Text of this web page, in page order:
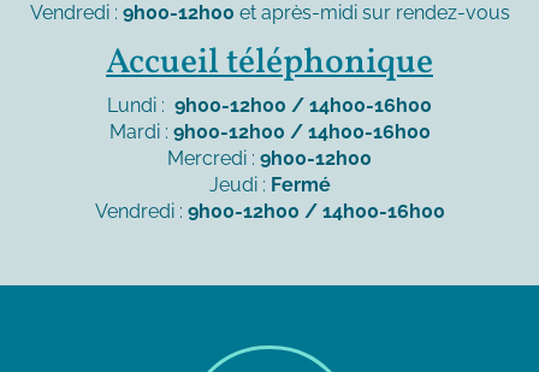
Vendredi : 9h00-12h00 et après-midi sur rendez-vous
Accueil téléphonique
Lundi : 9h00-12h00 / 14h00-16h00
Mardi : 9h00-12h00 / 14h00-16h00
Mercredi : 9h00-12h00
Jeudi : Fermé
Vendredi : 9h00-12h00 / 14h00-16h00